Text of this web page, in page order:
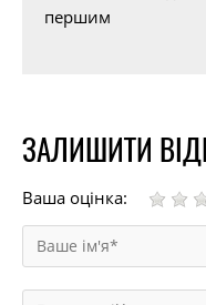
першим
ЗАЛИШИТИ
Ваша оцінка: